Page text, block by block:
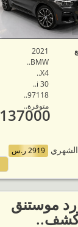
2021
BMW..
X4..
30 i..
97118..
متوفرة‬..
137000 ر.س
2919 ر.س
فورد موستنق
كشف..